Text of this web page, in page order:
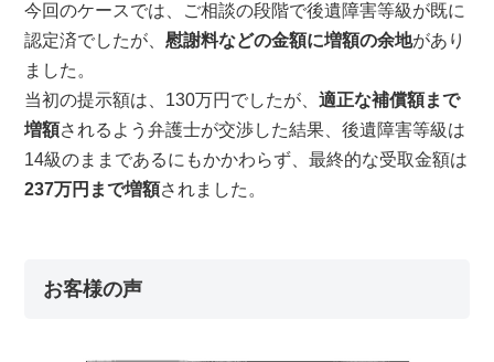
今回のケースでは、ご相談の段階で後遺障害等級が既に
認定済でしたが、慰謝料などの金額に増額の余地があり
ました。
当初の提示額は、130万円でしたが、適正な補償額まで
増額されるよう弁護士が交渉した結果、後遺障害等級は
14級のままであるにもかかわらず、最終的な受取金額は
237万円まで増額されました。
お客様の声